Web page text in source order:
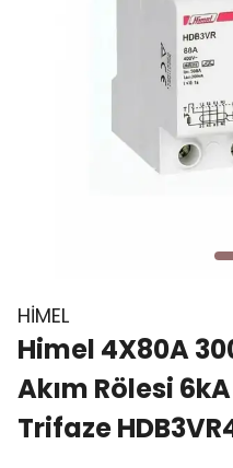
HİMEL
Himel 4X80A
Akım Rölesi
Trifaze